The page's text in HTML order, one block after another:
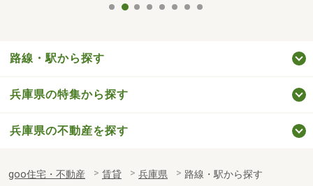
路線・駅から探す
兵庫県の特集から探す
兵庫県の不動産を探す
goo住宅・不動産 賃貸 兵庫県 路線・駅から探す